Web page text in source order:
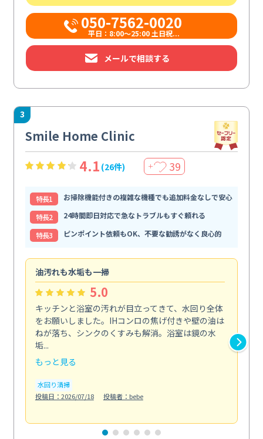
050-7562-0020
平日：8:00〜25:00 土日祝...
メールで相談する
3
Smile Home Clinic
4.1 (26件) ＋ 39
特⻑1
お掃除機能付きの複雑な機種でも追加料金なしで安心
特⻑2
24時間即日対応で急なトラブルもすぐ頼れる
特⻑3
ピンポイント依頼もOK、不要な勧誘がなく良心的
油汚れも水垢も一掃
5.0
キッチンと浴室の汚れが目立ってきて、水回り全体
をお願いしました。IHコンロの焦げ付きや壁の油は
ねが落ち、シンクのくすみも解消。浴室は鏡の水
垢...
もっと見る
水回り清掃
投稿日：2026/07/18
投稿者：bebe